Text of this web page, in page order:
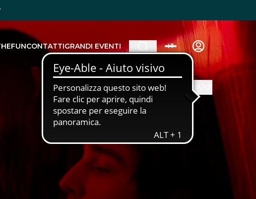
CONTATTIGRANDI EVENTI IT